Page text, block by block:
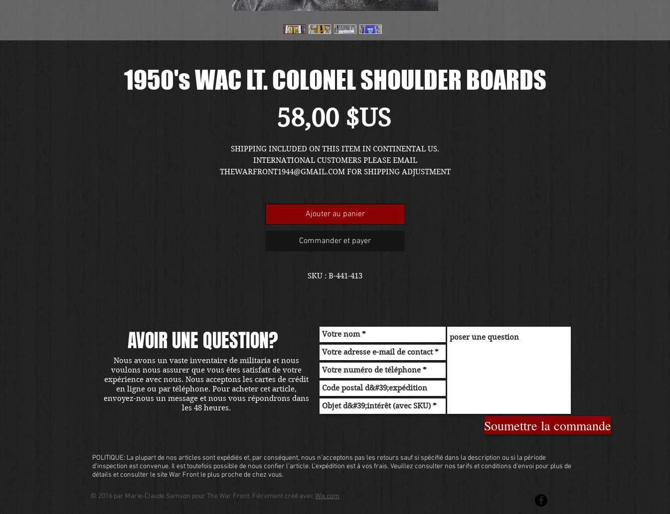
1950's WAC LT. COLONEL SHOULDER BOARDS
58,00 $USPrix
SHIPPING INCLUDED ON THIS ITEM IN CONTINENTAL US.
INTERNATIONAL CUSTOMERS PLEASE EMAIL
THEWARFRONT1944@GMAIL.COM FOR SHIPPING ADJUSTMENT
Ajouter au panier
Commander et payer
SKU : B-441-413
AVOIR UNE QUESTION?
Nous avons un vaste inventaire de militaria et nous
voulons nous assurer que vous êtes satisfait de votre
expérience avec nous. Nous acceptons les cartes de crédit
en ligne ou par téléphone. Pour acheter cet article,
envoyez-nous un message et nous vous répondrons dans
les 48 heures.
Soumettre la commande
POLITIQUE: La plupart de nos articles sont expédiés et, par conséquent, nous n'acceptons pas les retours sauf si spécifié dans la description ou si la période
d'inspection est convenue. Il est toutefois possible de nous confier l'article. L'expédition est à vos frais. Veuillez consulter nos tarifs et conditions d'envoi pour plus de
détails et consulter le site War Front le plus proche de chez vous.
© 2016 par Marie-Claude Samson pour The War Front. Fièrement créé avec Wix.com